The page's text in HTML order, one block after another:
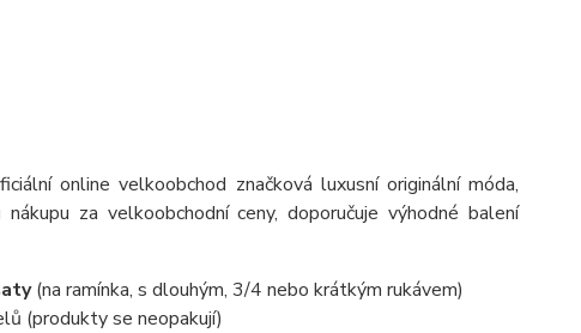
online velkoobchod značková luxusní originální móda,
za velkoobchodní ceny, doporučuje výhodné balení
(na ramínka, s dlouhým, 3/4 nebo krátkým rukávem)
(produkty se neopakují)